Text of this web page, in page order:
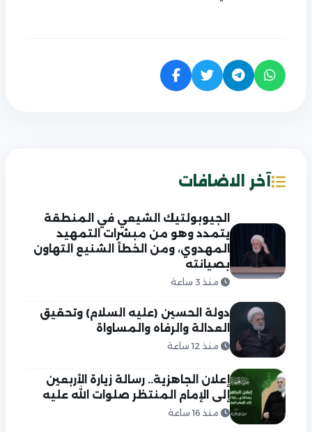
آخر الاضافات
الجيوبولتيك الشيعي في المنطقة
يتمدد وهو من مبشرات التمهيد
المهدوي، ومن الخطأ الشنيع التهاون
بصيانته
منذ 3 ساعة
دولة الحسين (عليه السلام) وتحقيق
العدالة والرفاه والمساواة
منذ 12 ساعة
إعلان الجاهزية.. رسالة زيارة الأربعين
إلى الإمام المنتظر صلوات الله عليه
منذ 16 ساعة